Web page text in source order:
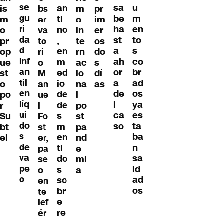
is
m
o
pr
op
ue
st
o
po
r
Su
bt
el
se
gu
ri
da
d
inf
an
til
en
líq
ui
do
s
de
va
pe
o
bs
er
va
to
ri
o
M
an
ue
l
Fo
st
er,
pa
se
o
en
te
lef
ér
an
ti
no
,
en
m
ed
io
de
de
s
m
en
ti
do
s
so
br
e
re
m
o
in
te
rn
ac
io
na
l
po
st
pa
nd
e
mi
a
pr
im
er
os
do
s
dí
as
sa
be
ha
st
a
ah
or
a
de
l
ca
so
u
m
en
to
s
co
br
ad
os
ya
es
ta
ba
n
sa
ld
ad
os